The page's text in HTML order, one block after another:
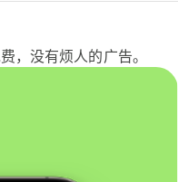
，没有烦人的广告。